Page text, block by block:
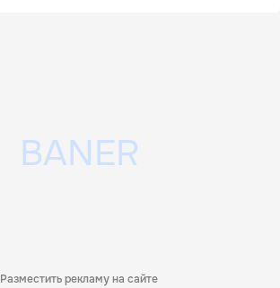
Разместить рекламу на сайте